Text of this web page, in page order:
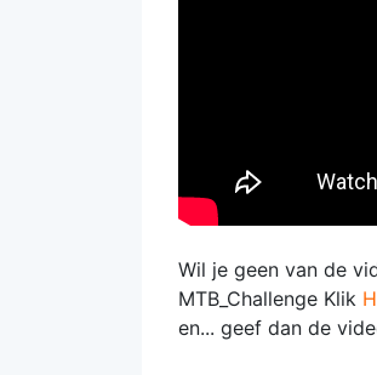
Wil je geen van de
MTB_Challenge Klik
en... geef dan de